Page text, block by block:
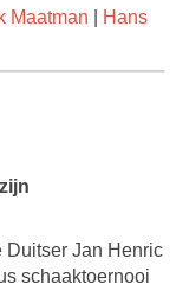
Maatman
Hans
Duitser Jan Henric
schaaktoernooi